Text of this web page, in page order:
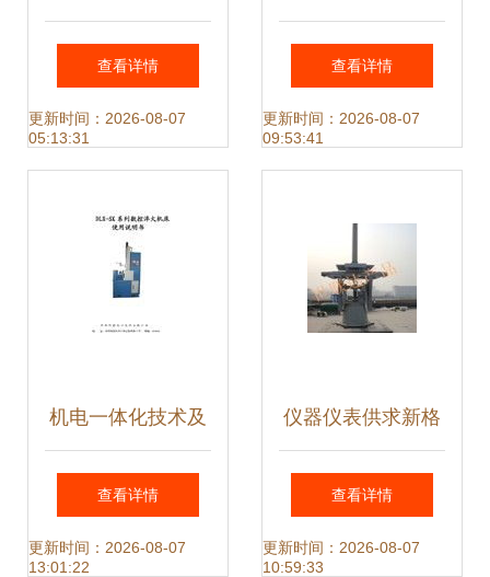
一体化技术与产品
创新引领行业未来
查看详情
更新时间：2026-08-07
05:13:31
通行业市场现状及
发展趋势分析 产品
体化发展及机电一
体化技术产品的开
查看详情
更新时间：2026-08-07
09:53:41
机电一体化技术及
产品开发的现状与
前景
查看详情
更新时间：2026-08-07
13:01:22
仪器仪表供求新格
局与机电一体化技
术产品开发趋势分
查看详情
更新时间：2026-08-07
10:59:33